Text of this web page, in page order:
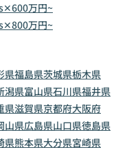
万円~
万円~
県福島県茨城県栃木県
潟県富山県石川県福井県
県滋賀県京都府大阪府
山県広島県山口県徳島県
県熊本県大分県宮崎県